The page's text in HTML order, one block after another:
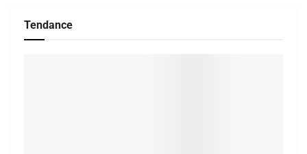
Tendance